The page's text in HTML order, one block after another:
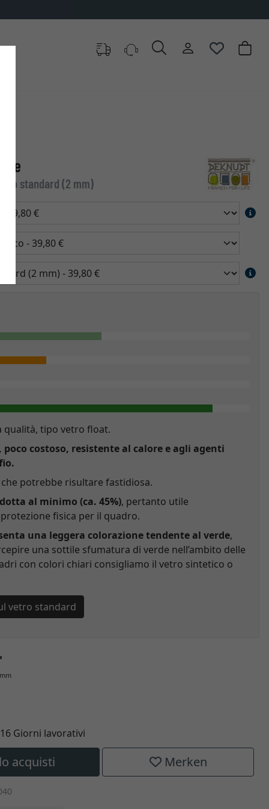
standard (2 mm)
qualità, tipo vetro float.
costoso, resistente al calore e agli agenti
potrebbe risultare fastidiosa.
al minimo (ca. 45%), pertanto utile
fisica per il quadro.
una leggera colorazione tendente al verde,
una sottile sfumatura di verde nell’ambito delle
con colori chiari consigliamo il vetro sintetico o
vetro standard
Giorni lavorativi
acquisti Merken